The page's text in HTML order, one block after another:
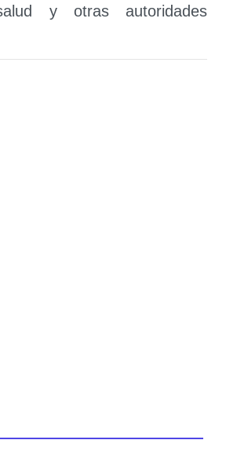
y otras autoridades